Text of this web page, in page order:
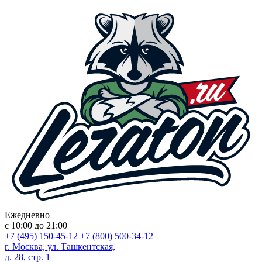
Ежедневно
с 10:00 до 21:00
+7 (495) 150-45-12 +7 (800) 500-34-12
г. Москва, ул. Ташкентская,
д. 28, стр. 1